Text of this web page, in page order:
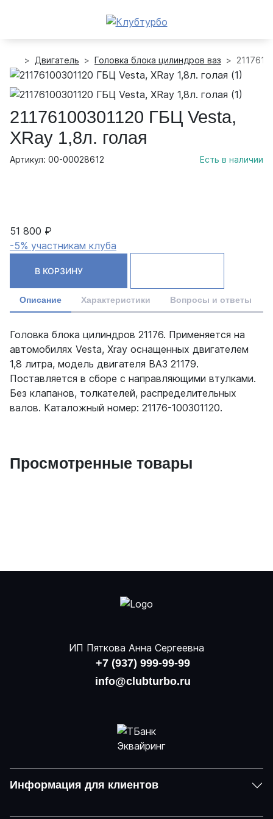
Двигатель Головка блока цилиндров ваз
21176100301120 ГБЦ Vesta,
XRay 1,8л. голая
Артикул: 00-00028612 Есть в наличии
51 800 ₽
-5% участникам клуба
В КОРЗИНУ
Описание Характеристики Вопросы и ответы
Головка блока цилиндров 21176. Применяется на
автомобилях Vesta, Xray оснащенных двигателем
1,8 литра, модель двигателя ВАЗ 21179.
Поставляется в сборе с направляющими втулками.
Без клапанов, толкателей, распределительных
валов. Каталожный номер: 21176-100301120.
Просмотренные товары
ИП Пяткова Анна Сергеевна
+7 (937) 999-99-99
info@clubturbo.ru
Информация для клиентов